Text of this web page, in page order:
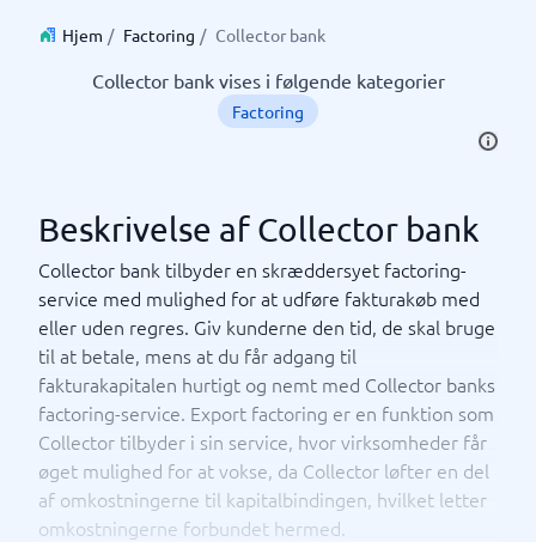
Hjem / Factoring / Collector bank
Collector bank vises i følgende kategorier
Factoring
Beskrivelse af Collector bank
Collector bank tilbyder en skræddersyet factoring-
service med mulighed for at udføre fakturakøb med
eller uden regres. Giv kunderne den tid, de skal bruge
til at betale, mens at du får adgang til
fakturakapitalen hurtigt og nemt med Collector banks
factoring-service. Export factoring er en funktion som
Collector tilbyder i sin service, hvor virksomheder får
øget mulighed for at vokse, da Collector løfter en del
af omkostningerne til kapitalbindingen, hvilket letter
omkostningerne forbundet hermed.